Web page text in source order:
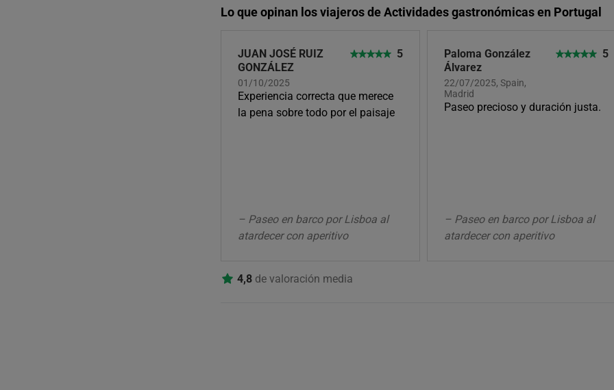
Lo que opinan los viajeros de Actividades gastronómicas en Portugal
JUAN JOSÉ RUIZ
GONZÁLEZ
01/10/2025
5
Experiencia correcta que merece
la pena sobre todo por el paisaje
– Paseo en barco por Lisboa al
atardecer con aperitivo
Paloma González
Álvarez
22/07/2025, Spain,
Madrid
5
Paseo precioso y duración justa.
– Paseo en barco por Lisboa al
atardecer con aperitivo
4,8 de valoración media